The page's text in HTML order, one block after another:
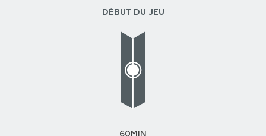
DÉBUT DU JEU
60MIN